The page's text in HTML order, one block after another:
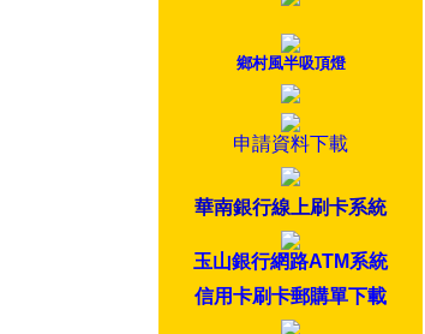
鄉村風半吸頂燈
申請資料下載
華南銀行線上刷卡系統
玉山銀行網路ATM系統
信用卡刷卡郵購單下載